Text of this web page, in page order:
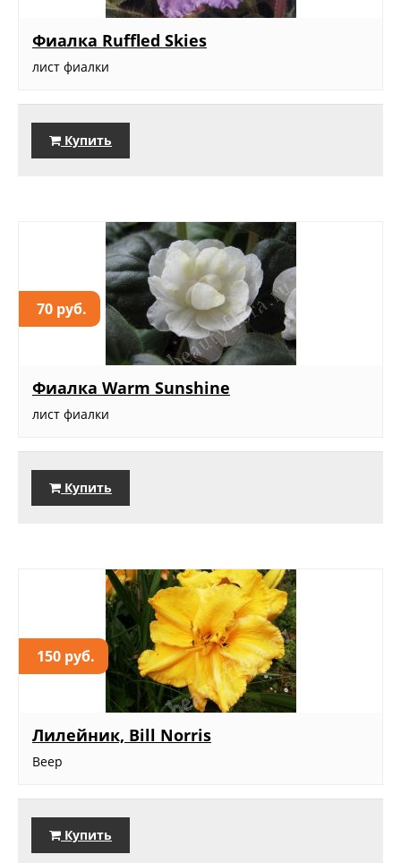
Фиалка Ruffled Skies
лист фиалки
Купить
70 руб.
Фиалка Warm Sunshine
лист фиалки
Купить
150 руб.
Лилейник, Bill Norris
Веер
Купить